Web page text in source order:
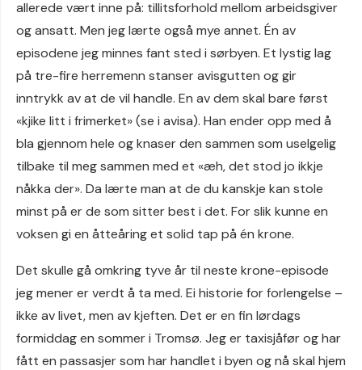
allerede vært inne på: tillitsforhold mellom arbeidsgiver
og ansatt. Men jeg lærte også mye annet. Én av
episodene jeg minnes fant sted i sørbyen. Et lystig lag
på tre-fire herremenn stanser avisgutten og gir
inntrykk av at de vil handle. En av dem skal bare først
«kjike litt i frimerket» (se i avisa). Han ender opp med å
bla gjennom hele og knaser den sammen som uselgelig
tilbake til meg sammen med et «æh, det stod jo ikkje
nåkka der». Da lærte man at de du kanskje kan stole
minst på er de som sitter best i det. For slik kunne en
voksen gi en åtteåring et solid tap på én krone.
Det skulle gå omkring tyve år til neste krone-episode
jeg mener er verdt å ta med. Ei historie for forlengelse –
ikke av livet, men av kjeften. Det er en fin lørdags
formiddag en sommer i Tromsø. Jeg er taxisjåfør og har
fått en passasjer som har handlet i byen og nå skal hjem